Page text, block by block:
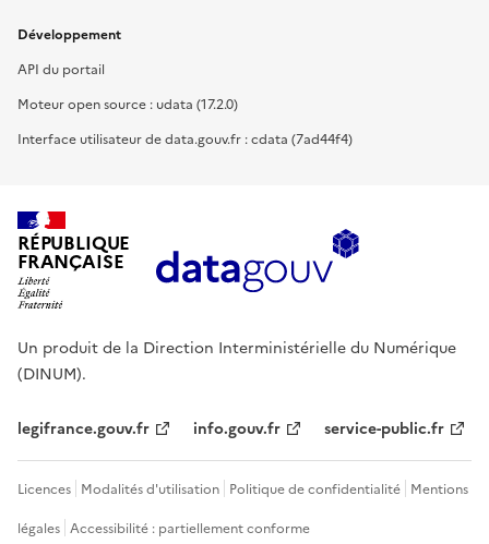
Développement
API du portail
Moteur open source : udata (17.2.0)
Interface utilisateur de data.gouv.fr : cdata (7ad44f4)
RÉPUBLIQUE
FRANÇAISE
Un produit de la Direction Interministérielle du Numérique
(DINUM).
legifrance.gouv.fr info.gouv.fr service-public.fr
Licences Modalités d'utilisation Politique de confidentialité Mentions
légales Accessibilité : partiellement conforme